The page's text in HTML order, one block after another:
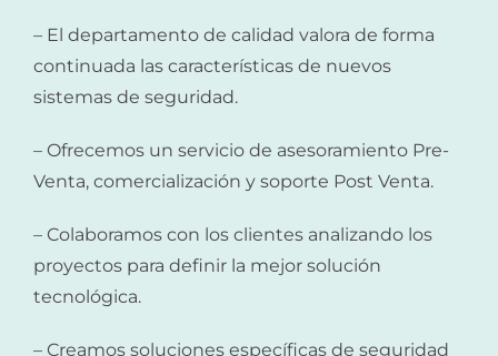
– El departamento de calidad valora de forma
continuada las características de nuevos
sistemas de seguridad.
– Ofrecemos un servicio de asesoramiento Pre-
Venta, comercialización y soporte Post Venta.
– Colaboramos con los clientes analizando los
proyectos para definir la mejor solución
tecnológica.
– Creamos soluciones específicas de seguridad